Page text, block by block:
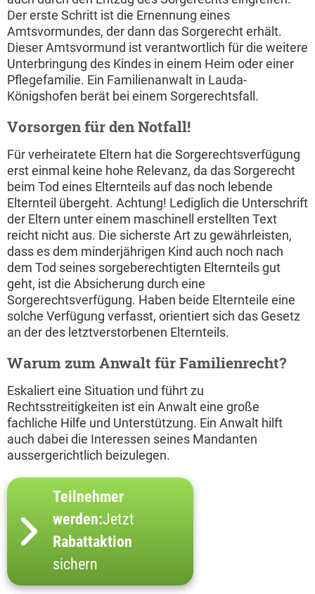
Der erste Schritt ist die Ernennung eines
Amtsvormundes, der dann das Sorgerecht erhält.
Dieser Amtsvormund ist verantwortlich für die weitere
Unterbringung des Kindes in einem Heim oder einer
Pflegefamilie. Ein Familienanwalt in Lauda-
Königshofen berät bei einem Sorgerechtsfall.
Vorsorgen für den Notfall!
Für verheiratete Eltern hat die Sorgerechtsverfügung
erst einmal keine hohe Relevanz, da das Sorgerecht
beim Tod eines Elternteils auf das noch lebende
Elternteil übergeht. Achtung! Lediglich die Unterschrift
der Eltern unter einem maschinell erstellten Text
reicht nicht aus. Die sicherste Art zu gewährleisten,
dass es dem minderjährigen Kind auch noch nach
dem Tod seines sorgeberechtigten Elternteils gut
geht, ist die Absicherung durch eine
Sorgerechtsverfügung. Haben beide Elternteile eine
solche Verfügung verfasst, orientiert sich das Gesetz
an der des letztverstorbenen Elternteils.
Warum zum Anwalt für Familienrecht?
Eskaliert eine Situation und führt zu
Rechtsstreitigkeiten ist ein Anwalt eine große
fachliche Hilfe und Unterstützung. Ein Anwalt hilft
auch dabei die Interessen seines Mandanten
aussergerichtlich beizulegen.
Teilnehmer
werden:Jetzt
Rabattaktion
sichern